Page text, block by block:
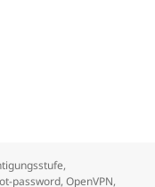
,
password,OpenVPN,